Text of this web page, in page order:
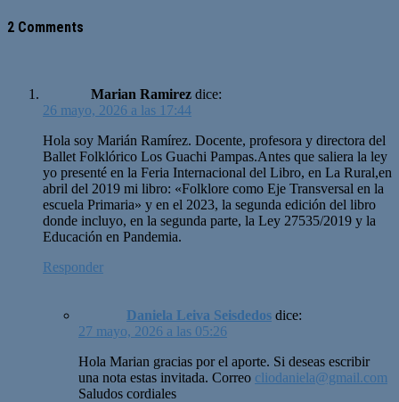
2 Comments
Marian Ramirez dice:
26 mayo, 2026 a las 17:44
Hola soy Marián Ramírez. Docente, profesora y directora del
Ballet Folklórico Los Guachi Pampas.Antes que saliera la ley
yo presenté en la Feria Internacional del Libro, en La Rural,en
abril del 2019 mi libro: «Folklore como Eje Transversal en la
escuela Primaria» y en el 2023, la segunda edición del libro
donde incluyo, en la segunda parte, la Ley 27535/2019 y la
Educación en Pandemia.
Responder
Daniela Leiva Seisdedos dice:
27 mayo, 2026 a las 05:26
Hola Marian gracias por el aporte. Si deseas escribir
una nota estas invitada. Correo cliodaniela@gmail.com
Saludos cordiales